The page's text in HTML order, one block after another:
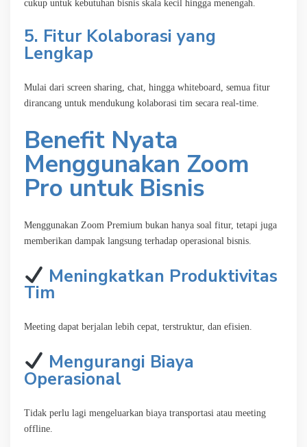
cukup untuk kebutuhan bisnis skala kecil hingga menengah.
5. Fitur Kolaborasi yang
Lengkap
Mulai dari screen sharing, chat, hingga whiteboard, semua fitur
dirancang untuk mendukung kolaborasi tim secara real-time.
Benefit Nyata
Menggunakan Zoom
Pro untuk Bisnis
Menggunakan Zoom Premium bukan hanya soal fitur, tetapi juga
memberikan dampak langsung terhadap operasional bisnis.
Meningkatkan Produktivitas
Tim
Meeting dapat berjalan lebih cepat, terstruktur, dan efisien.
Mengurangi Biaya
Operasional
Tidak perlu lagi mengeluarkan biaya transportasi atau meeting
offline.